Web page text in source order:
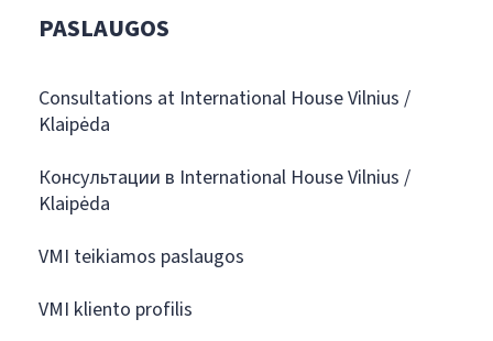
PASLAUGOS
Consultations at International House Vilnius /
Klaipėda
Консультации в International House Vilnius /
Klaipėda
VMI teikiamos paslaugos
VMI kliento profilis